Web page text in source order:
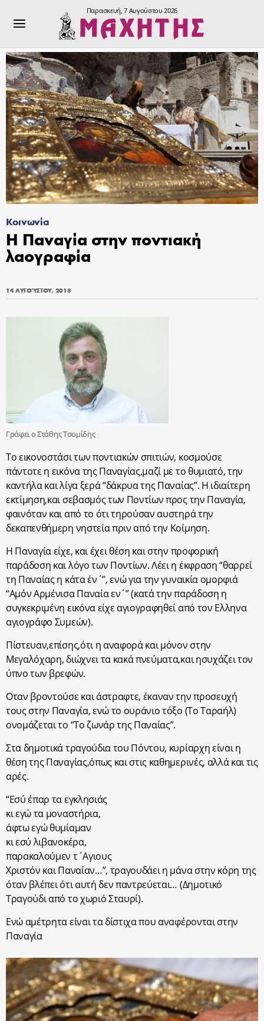
Παρασκευή, 7 Αυγούστου 2026
Κοινωνία
Η Παναγία στην ποντιακή
λαογραφία
14 ΑΥΓΟΎΣΤΟΥ, 2018
Γράφει ο Στάθης Τσομίδης
Το εικονοστάσι των ποντιακών σπιτιών, κοσμούσε
πάντοτε η εικόνα της Παναγίας,μαζί με το θυμιατό, την
καντήλα και λίγα ξερά “δάκρυα της Παναίας”. Η ιδιαίτερη
εκτίμηση,και σεβασμός των Ποντίων προς την Παναγία,
φαινόταν και από το ότι τηρούσαν αυστηρά την
δεκαπενθήμερη νηστεία πριν από την Κοίμηση.
Η Παναγία είχε, και έχει θέση και στην προφορική
παράδοση και λόγο των Ποντίων. Λέει η έκφραση “θαρρεί
τη Παναίας η κάτα έν΄”, ενώ για την γυναικία ομορφιά
“Αμόν Αρμένισα Παναία εν΄” (κατά την παράδοση η
συγκεκριμένη εικόνα είχε αγιογραφηθεί από τον Ελληνα
αγιογράφο Συμεών).
Πίστευαν,επίσης,ότι η αναφορά και μόνον στην
Μεγαλόχαρη, διώχνει τα κακά πνεύματα,και ησυχάζει τον
ύπνο των βρεφών.
Οταν βροντούσε και άστραφτε, έκαναν την προσευχή
τους στην Παναγία, ενώ το ουράνιο τόξο (Το Ταραήλ)
ονομάζεται το “Το ζωνάρ της Παναίας”.
Στα δημοτικά τραγούδια του Πόντου, κυρίαρχη είναι η
θέση της Παναγίας,όπως και στις καθημερινές, αλλά και τις
αρές.
“Εσύ έπαρ τα εγκλησιάς
κι εγώ τα μοναστήρια,
άφτω εγώ θυμίαμαν
κι εσύ λιβανοκέρα,
παρακαλούμεν τ΄Αγιους
Χριστόν και Παναίαν…”, τραγουδάει η μάνα στην κόρη της
όταν βλέπει ότι αυτή δεν παντρεύεται… (Δημοτικό
Τραγούδι από το χωριό Σταυρί).
Ενώ αμέτρητα είναι τα δίστιχα που αναφέρονται στην
Παναγία